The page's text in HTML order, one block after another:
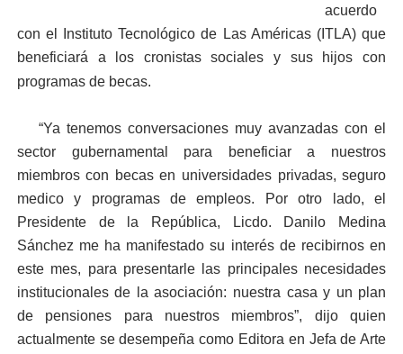
acuerdo
con el Instituto Tecnológico de Las Américas (ITLA) que
beneficiará a los cronistas sociales y sus hijos con
programas de becas.
“Ya tenemos conversaciones muy avanzadas con el
sector gubernamental para beneficiar a nuestros
miembros con becas en universidades privadas, seguro
medico y programas de empleos. Por otro lado, el
Presidente de la República, Licdo. Danilo Medina
Sánchez me ha manifestado su interés de recibirnos en
este mes, para presentarle las principales necesidades
institucionales de la asociación: nuestra casa y un plan
de pensiones para nuestros miembros”, dijo quien
actualmente se desempeña como Editora en Jefa de Arte